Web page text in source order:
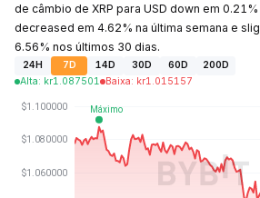
de câmbio de XRP para USD down em
decreased em 4.62% na última semana e
6.56% nos últimos 30 dias.
24H 7D 14D 30D 60D
200D
Alta: kr1.087501 Baixa: kr1.015157